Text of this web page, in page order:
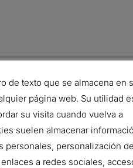
148 mm
512 mm
99.95
de texto que se almacena en
página web. Su utilidad
su visita cuando vuelva a
suelen almacenar
personales, personalización
a redes sociales,